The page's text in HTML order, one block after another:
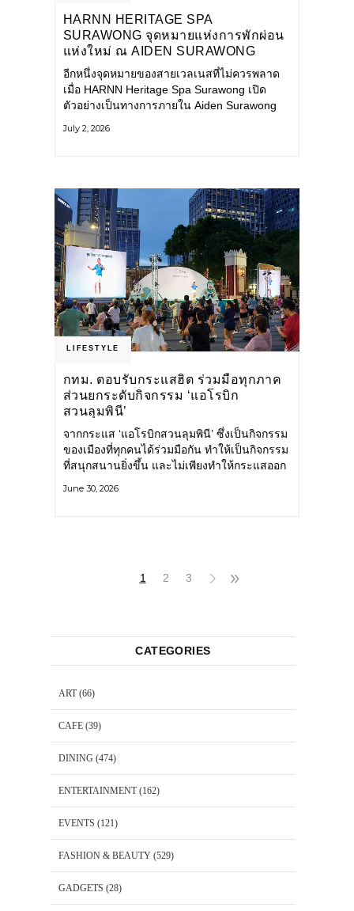
HARNN HERITAGE SPA
SURAWONG จุดหมายแห่งการพักผ่อน
แห่งใหม่ ณ AIDEN SURAWONG
BANGKOK
อีกหนึ่งจุดหมายของสายเวลเนสที่ไม่ควรพลาด
เมื่อ HARNN Heritage Spa Surawong เปิด
ตัวอย่างเป็นทางการภายใน Aiden Surawong
ของเมืองใหญ่ มาสัมผัสประสบการณ์การพักผ่อน
July 2, 2026
LIFESTYLE
กทม. ตอบรับกระแสฮิต ร่วมมือทุกภาค
ส่วนยกระดับกิจกรรม ‘แอโรบิก
สวนลุมพินี’
จากกระแส ‘แอโรบิกสวนลุมพินี’ ซึ่งเป็นกิจกรรม
ของเมืองที่ทุกคนได้ร่วมมือกัน ทำให้เป็นกิจกรรม
ที่สนุกสนานยิ่งขึ้น และไม่เพียงทำให้กระแสออก
กระจายไปยังหลายพื้นที่ของประเทศที่อยากออก
June 30, 2026
1 2 3
CATEGORIES
ART(66)
CAFE (39)
DINING (474)
ENTERTAINMENT(162)
EVENTS (121)
FASHION & BEAUTY (529)
GADGETS (28)